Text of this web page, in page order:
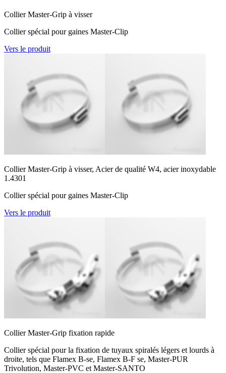
Collier Master-Grip à visser
Collier spécial pour gaines Master-Clip
Vers le produit
Collier Master-Grip à visser, Acier de qualité W4, acier inoxydable
1.4301
Collier spécial pour gaines Master-Clip
Vers le produit
Collier Master-Grip fixation rapide
Collier spécial pour la fixation de tuyaux spiralés légers et lourds à
droite, tels que Flamex B-se, Flamex B-F se, Master-PUR
Trivolution, Master-PVC et Master-SANTO